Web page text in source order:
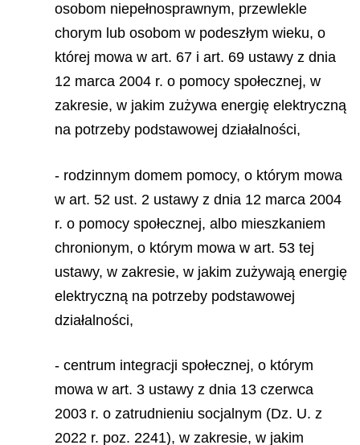
osobom niepełnosprawnym, przewlekle
chorym lub osobom w podeszłym wieku, o
której mowa w art. 67 i art. 69 ustawy z dnia
12 marca 2004 r. o pomocy społecznej, w
zakresie, w jakim zużywa energię elektryczną
na potrzeby podstawowej działalności,
- rodzinnym domem pomocy, o którym mowa
w art. 52 ust. 2 ustawy z dnia 12 marca 2004
r. o pomocy społecznej, albo mieszkaniem
chronionym, o którym mowa w art. 53 tej
ustawy, w zakresie, w jakim zużywają energię
elektryczną na potrzeby podstawowej
działalności,
- centrum integracji społecznej, o którym
mowa w art. 3 ustawy z dnia 13 czerwca
2003 r. o zatrudnieniu socjalnym (Dz. U. z
2022 r. poz. 2241), w zakresie, w jakim